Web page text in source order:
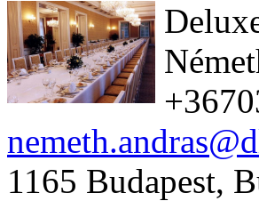
1165 Budapest,